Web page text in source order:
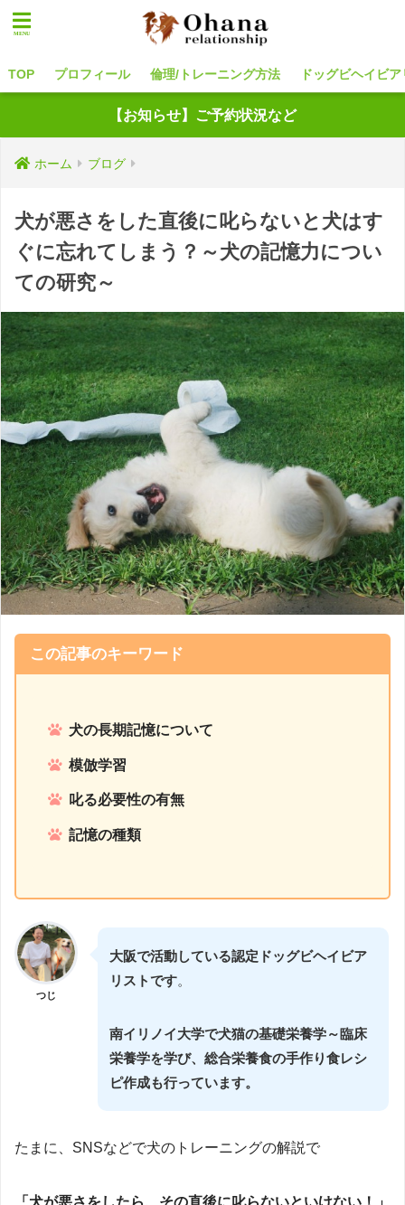
TOP プロフィール 倫理/トレーニング方法 ドッグビヘイビ
【お知らせ】ご予約状況など
ホーム ブログ
犬が悪さをした直後に叱らないと犬はす
ぐに忘れてしまう？～犬の記憶力につい
ての研究～
この記事のキーワード
犬の長期記憶について
模倣学習
叱る必要性の有無
記憶の種類
つじ
大阪で活動している認定ドッグビヘイビア
リストです。
南イリノイ大学で犬猫の基礎栄養学～臨床
栄養学を学び、総合栄養食の手作り食レシ
ピ作成も行っています。
たまに、SNSなどで犬のトレーニングの解説で
「犬が悪さをしたら、その直後に叱らないといけない！」